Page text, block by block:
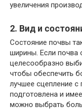
увеличения
2. Вид и
Состояние почвы
ширины. Если почва
целесообразно
чтобы обеспечить
лучшее сцепление с
подготовлена и
можно выбрать